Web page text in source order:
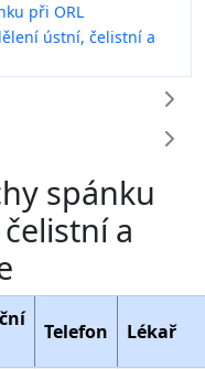
při ORL
ústní, čelistní a
spánku
a
Telefon Lékař